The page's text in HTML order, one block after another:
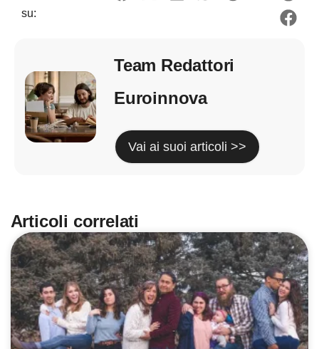
su:
Team Redattori
Euroinnova
Vai ai suoi articoli >>
Articoli correlati